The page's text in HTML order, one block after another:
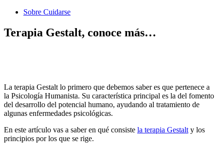
Sobre Cuidarse
Terapia Gestalt, conoce más…
La terapia Gestalt lo primero que debemos saber es que pertenece a
la Psicología Humanista. Su característica principal es la del fomento
del desarrollo del potencial humano, ayudando al tratamiento de
algunas enfermedades psicológicas.
En este artículo vas a saber en qué consiste la terapia Gestalt y los
principios por los que se rige.